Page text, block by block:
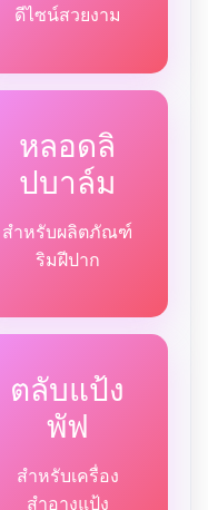
ดีไซน์สวยงาม
หลอดลิ
ปบาล์ม
สำหรับผลิตภัณฑ์
ริมฝีปาก
ตลับแป้ง
พัฟ
สำหรับเครื่อง
สำอางแป้ง